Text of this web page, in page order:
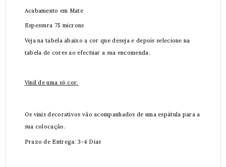
Acabamento em Mate
Espessura 75 microns
Veja na tabela abaixo a cor que deseja e depois selecione na
tabela de cores ao efectuar a sua encomenda.
Vinil de uma só cor.
Os vinis decorativos vão acompanhados de uma espátula para a
sua colocação.
Prazo de Entrega: 3-4 Dias